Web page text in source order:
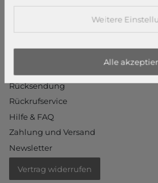
Informationen
Rücksendung
Rückrufservice
Hilfe & FAQ
Zahlung und Versand
Newsletter
Vertrag widerrufen
Weitere
Alle